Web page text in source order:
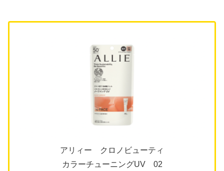
アリィー クロノビューティ
カラーチューニングUV 02